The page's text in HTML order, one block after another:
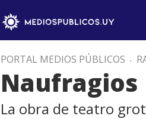
PORTAL MEDIOS PÚBLICOS .
Naufragios
La obra de teatro